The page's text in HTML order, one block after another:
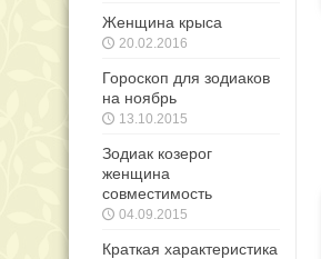
Женщина крыса
20.02.2016
Гороскоп для зодиаков
на ноябрь
13.10.2015
Зодиак козерог
женщина
совместимость
04.09.2015
Краткая характеристика